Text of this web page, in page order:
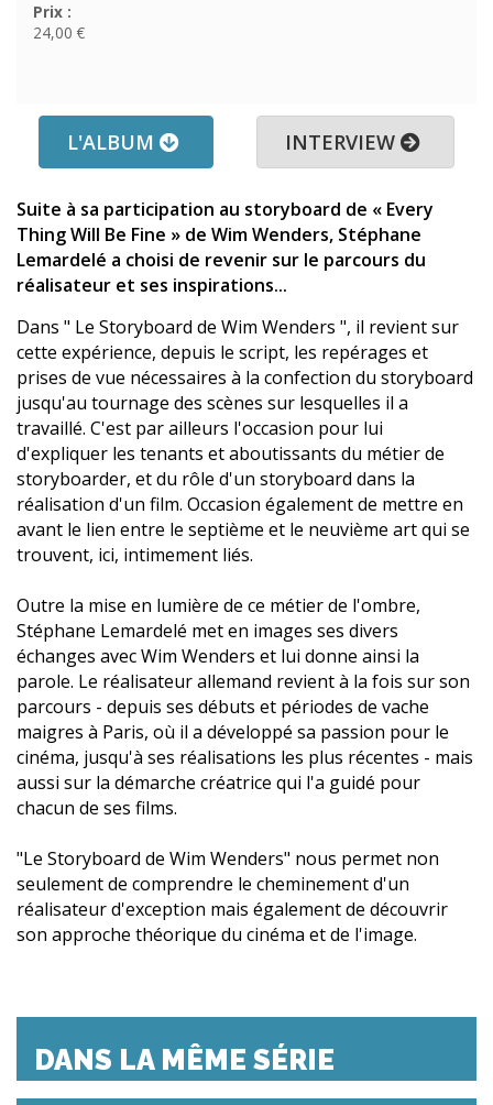
Prix :
24,00 €
L'ALBUM INTERVIEW
Suite à sa participation au storyboard de « Every
Thing Will Be Fine » de Wim Wenders, Stéphane
Lemardelé a choisi de revenir sur le parcours du
réalisateur et ses inspirations...
Dans " Le Storyboard de Wim Wenders ", il revient sur
cette expérience, depuis le script, les repérages et
prises de vue nécessaires à la confection du storyboard
jusqu'au tournage des scènes sur lesquelles il a
travaillé. C'est par ailleurs l'occasion pour lui
d'expliquer les tenants et aboutissants du métier de
storyboarder, et du rôle d'un storyboard dans la
réalisation d'un film. Occasion également de mettre en
avant le lien entre le septième et le neuvième art qui se
trouvent, ici, intimement liés.
Outre la mise en lumière de ce métier de l'ombre,
Stéphane Lemardelé met en images ses divers
échanges avec Wim Wenders et lui donne ainsi la
parole. Le réalisateur allemand revient à la fois sur son
parcours - depuis ses débuts et périodes de vache
maigres à Paris, où il a développé sa passion pour le
cinéma, jusqu'à ses réalisations les plus récentes - mais
aussi sur la démarche créatrice qui l'a guidé pour
chacun de ses films.
"Le Storyboard de Wim Wenders" nous permet non
seulement de comprendre le cheminement d'un
réalisateur d'exception mais également de découvrir
son approche théorique du cinéma et de l'image.
DANS LA MÊME SÉRIE